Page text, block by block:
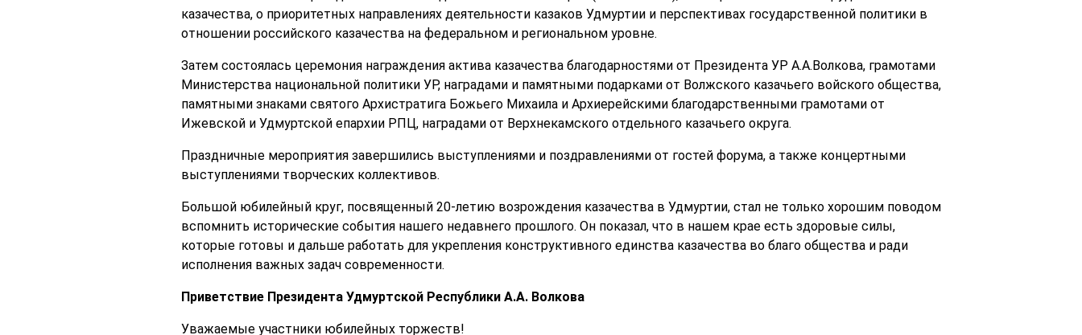
казачества, о приоритетных направлениях деятельности казаков Удмуртии и перспективах государственной политики в
отношении российского казачества на федеральном и региональном уровне.
Затем состоялась церемония награждения актива казачества благодарностями от Президента УР А.А.Волкова, грамотами
Министерства национальной политики УР, наградами и памятными подарками от Волжского казачьего войского общества,
памятными знаками святого Архистратига Божьего Михаила и Архиерейскими благодарственными грамотами от
Ижевской и Удмуртской епархии РПЦ, наградами от Верхнекамского отдельного казачьего округа.
Праздничные мероприятия завершились выступлениями и поздравлениями от гостей форума, а также концертными
выступлениями творческих коллективов.
Большой юбилейный круг, посвященный 20-летию возрождения казачества в Удмуртии, стал не только хорошим поводом
вспомнить исторические события нашего недавнего прошлого. Он показал, что в нашем крае есть здоровые силы,
которые готовы и дальше работать для укрепления конструктивного единства казачества во благо общества и ради
исполнения важных задач современности.
Приветствие Президента Удмуртской Республики А.А. Волкова
Уважаемые участники юбилейных торжеств!